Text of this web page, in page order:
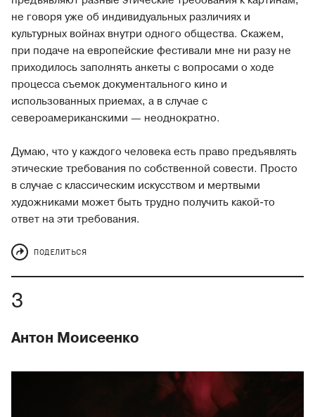
не говоря уже об индивидуальных различиях и
культурных войнах внутри одного общества. Скажем,
при подаче на европейские фестивали мне ни разу не
приходилось заполнять анкеты с вопросами о ходе
процесса съемок документального кино и
использованных приемах, а в случае с
североамериканскими — неоднократно.
Думаю, что у каждого человека есть право предъявлять
этические требования по собственной совести. Просто
в случае с классическим искусством и мертвыми
художниками может быть трудно получить какой-то
ответ на эти требования.
ПОДЕЛИТЬСЯ
Антон Моисеенко